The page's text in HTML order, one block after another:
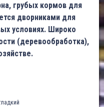
грубых кормов для
дворниками для
условиях. Широко
(деревообработка),